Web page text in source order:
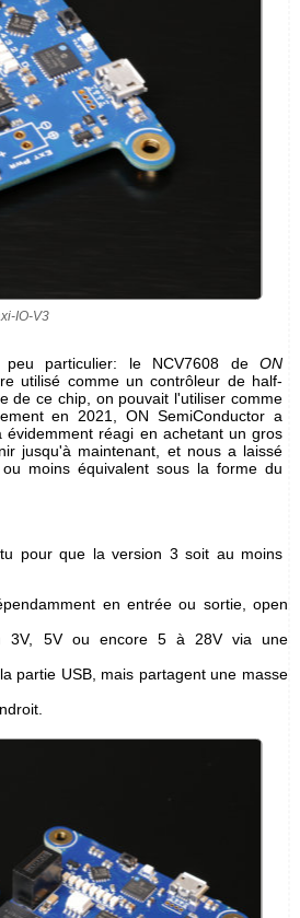
IO-V3
particulier: le NCV7608 deON
utilisé comme un contrôleur de half-
de ce chip, on pouvait l'utiliser comme
en 2021, ON SemiConductor a
réagi en achetant un gros
jusqu'à maintenant, et nous a laissé
moins équivalent sous la forme du
pour que la version 3 soit au moins
en entrée ou sortie, open
3V, 5V ou encore 5 à 28V via une
partie USB, mais partagent une masse